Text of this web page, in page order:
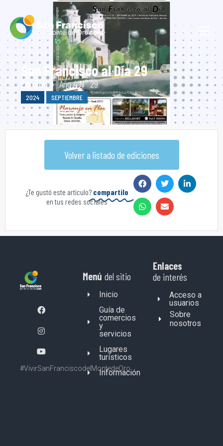
San Francisco al Día 29
Edición » Año 4 N° 29
2024 SEPTIEMBRE
Volver a listado de ediciones
¿Te gustó este artículo? compartilo
en tus redes sociales
#VivirSanFranciscodelMontedeOro
Menú del sitio
Inicio
Guía de
comercios
y
servicios
Lugares
turísticos
Información
Enlaces
de interés
Acceso a
usuarios
Sobre
nosotros